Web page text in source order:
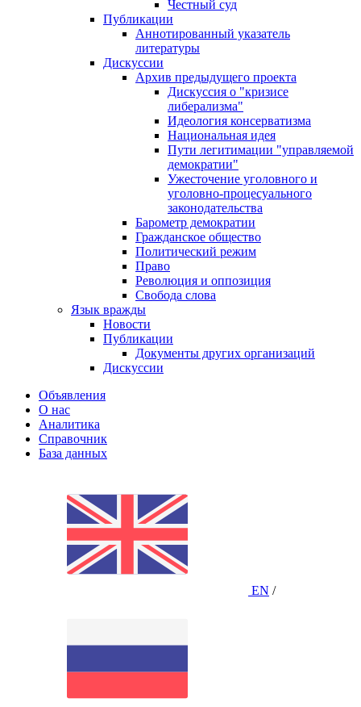
Честный суд
Публикации
Аннотированный указатель
литературы
Дискуссии
Архив предыдущего проекта
Дискуссия о "кризисе
либерализма"
Идеология консерватизма
Национальная идея
Пути легитимации "управляемой
демократии"
Ужесточение уголовного и
уголовно-процесуального
законодательства
Барометр демократии
Гражданское общество
Политический режим
Право
Революция и оппозиция
Свобода слова
Язык вражды
Новости
Публикации
Документы других организаций
Дискуссии
Объявления
О нас
Аналитика
Справочник
База данных
EN /